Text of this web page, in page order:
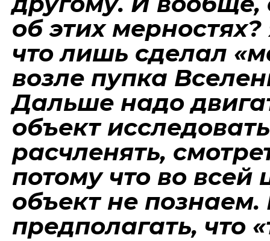
об этих
что лишь сделал
возле пупка
Дальше надо
объект
расчленять,
потому что во всей
объект не
предполагать, что